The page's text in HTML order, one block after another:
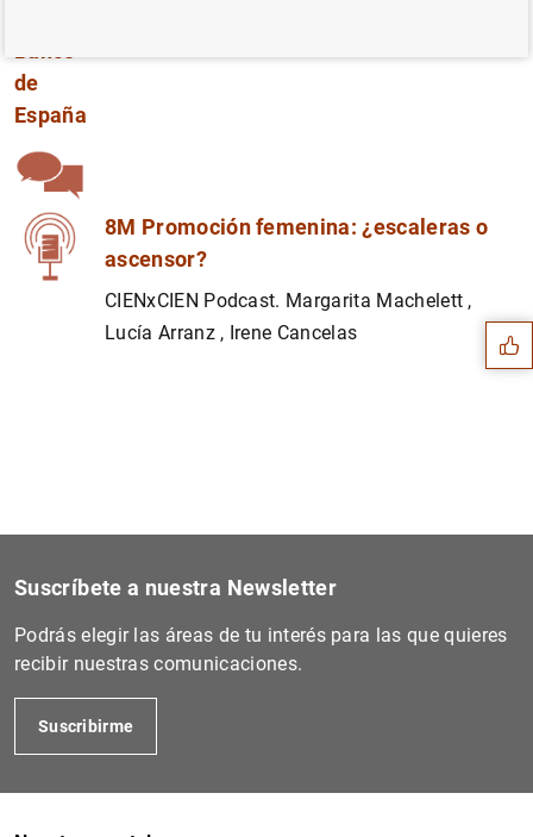
de
España
8M Promoción femenina: ¿escaleras o
ascensor?
CIENxCIEN Podcast. Margarita Machelett ,
Lucía Arranz , Irene Cancelas
Sugerencias
Suscríbete a nuestra Newsletter
Podrás elegir las áreas de tu interés para las que quieres
recibir nuestras comunicaciones.
Suscribirme